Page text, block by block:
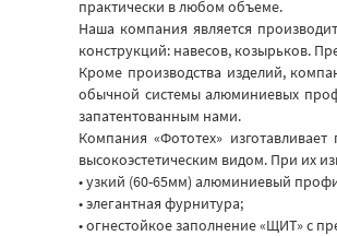
практически в любом объеме.
Наша компания является
конструкций: навесов, козырьков.
Кроме производства изделий,
обычной системы алюминиевых
запатентованным нами.
Компания «Фототех»
высокоэстетическим видом. При их
• узкий (60-65мм) алюминиевый
• элегантная фурнитура;
• огнестойкое заполнение «ЩИТ» с